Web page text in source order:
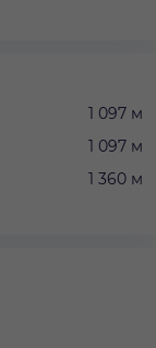
1 097 м
1 097 м
1 360 м